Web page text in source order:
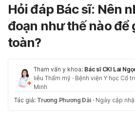
Hỏi đáp Bác sĩ: Nên
đoạn như thế nào để
toàn?
Tham vấn y khoa: Bác sĩ CKI Lai
liễu Thẩm mỹ · Bệnh viện Y học Cổ
Minh
Tác giả: Trương Phương Đài · Ngày cập